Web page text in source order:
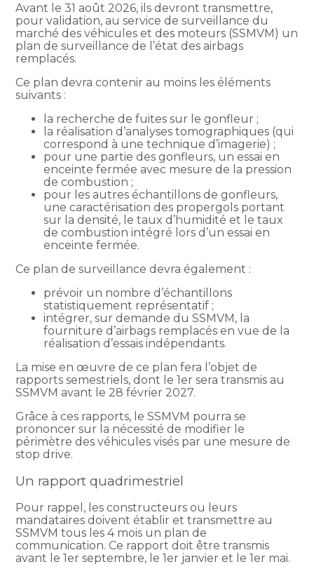
Avant le 31 août 2026, ils devront transmettre,
pour validation, au service de surveillance du
marché des véhicules et des moteurs (SSMVM) un
plan de surveillance de l’état des airbags
remplacés.
Ce plan devra contenir au moins les éléments
suivants :
la recherche de fuites sur le gonfleur ;
la réalisation d’analyses tomographiques (qui
correspond à une technique d’imagerie) ;
pour une partie des gonfleurs, un essai en
enceinte fermée avec mesure de la pression
de combustion ;
pour les autres échantillons de gonfleurs,
une caractérisation des propergols portant
sur la densité, le taux d’humidité et le taux
de combustion intégré lors d’un essai en
enceinte fermée.
Ce plan de surveillance devra également :
prévoir un nombre d’échantillons
statistiquement représentatif ;
intégrer, sur demande du SSMVM, la
fourniture d’airbags remplacés en vue de la
réalisation d’essais indépendants.
La mise en œuvre de ce plan fera l’objet de
rapports semestriels, dont le 1er sera transmis au
SSMVM avant le 28 février 2027.
Grâce à ces rapports, le SSMVM pourra se
prononcer sur la nécessité de modifier le
périmètre des véhicules visés par une mesure de
stop drive.
Un rapport quadrimestriel
Pour rappel, les constructeurs ou leurs
mandataires doivent établir et transmettre au
SSMVM tous les 4 mois un plan de
communication. Ce rapport doit être transmis
avant le 1er septembre, le 1er janvier et le 1er mai.